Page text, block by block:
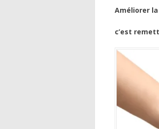
Améliorer
c’est